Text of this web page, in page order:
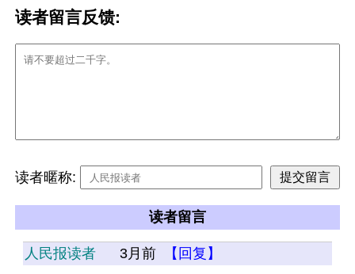
读者留言反馈:
读者暱称:
读者留言
人民报读者 3月前
【回复】